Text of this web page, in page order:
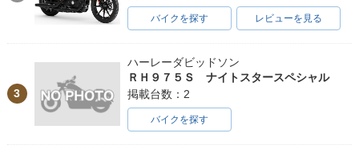
バイクを探す レビューを見る
3
ハーレーダビッドソン
ＲＨ９７５Ｓ ナイトスタースペシャル
掲載台数：2
バイクを探す